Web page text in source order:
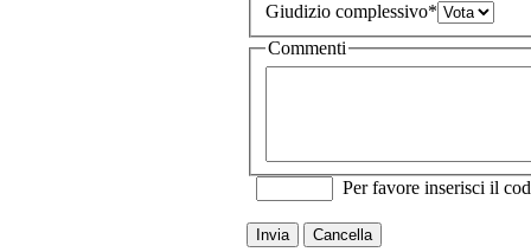
Giudizio complessivo*
Commenti
Per favore inserisci il
Invia Cancella